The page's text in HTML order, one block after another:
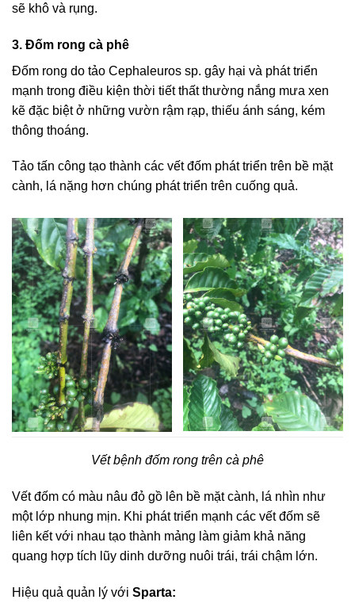
sẽ khô và rụng.
3. Đốm rong cà phê
Đốm rong do tảo Cephaleuros sp. gây hại và phát triển
mạnh trong điều kiện thời tiết thất thường nắng mưa xen
kẽ đặc biệt ở những vườn rậm rạp, thiếu ánh sáng, kém
thông thoáng.
Tảo tấn công tạo thành các vết đốm phát triển trên bề mặt
cành, lá nặng hơn chúng phát triển trên cuống quả.
Vết bệnh đốm rong trên cà phê
Vết đốm có màu nâu đỏ gồ lên bề mặt cành, lá nhìn như
một lớp nhung mịn. Khi phát triển mạnh các vết đốm sẽ
liên kết với nhau tạo thành mảng làm giảm khả năng
quang hợp tích lũy dinh dưỡng nuôi trái, trái chậm lớn.
Hiệu quả quản lý với Sparta: